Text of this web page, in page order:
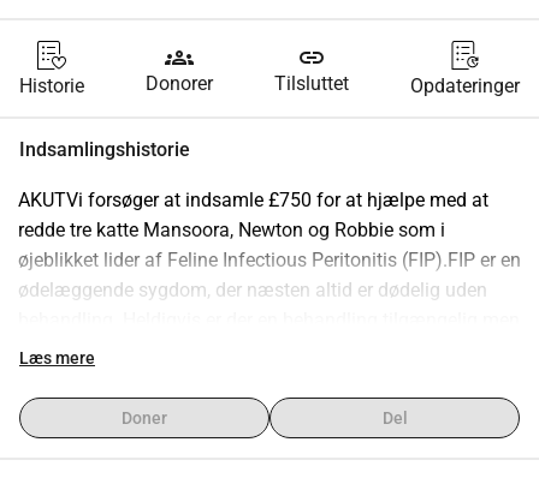
Historie
groups
Donorer
link
Tilsluttet Opdateringer
Indsamlingshistorie
AKUTVi forsøger at indsamle £750 for at hjælpe med at
redde tre katte Mansoora, Newton og Robbie som i
øjeblikket lider af Feline Infectious Peritonitis (FIP).FIP er en
ødelæggende sygdom, der næsten altid er dødelig uden
den er lang, intensiv og dyr.Hver af dem har brug for: Et 12-
blodprøver for at overvåge fremskridt Løbende pleje for at
give dem den bedste chance for overlevelseDe midler, vi
Læs mere
Doner Del